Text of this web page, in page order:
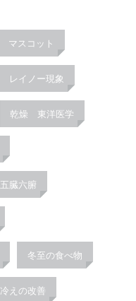
マスコット
レイノー現象
乾燥 東洋医学
五臓六腑
冬至の食べ物
冷えの改善